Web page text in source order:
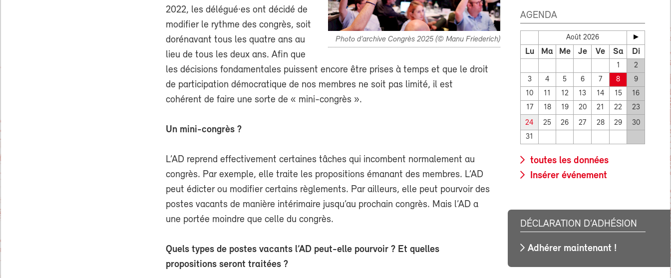
Photo d’archive Congrès 2025 (© Manu Friederich)
2022, les délégué·es ont décidé de
modifier le rythme des congrès, soit
dorénavant tous les quatre ans au
lieu de tous les deux ans. Afin que
les décisions fondamentales puissent encore être prises à temps et que le droit
de participation démocratique de nos membres ne soit pas limité, il est
cohérent de faire une sorte de « mini-congrès ».
Un mini-congrès ?
L’AD reprend effectivement certaines tâches qui incombent normalement au
congrès. Par exemple, elle traite les propositions émanant des membres. L’AD
peut édicter ou modifier certains règlements. Par ailleurs, elle peut pourvoir des
postes vacants de manière intérimaire jusqu’au prochain congrès. Mais l’AD a
une portée moindre que celle du congrès.
Quels types de postes vacants l’AD peut-elle pourvoir ? Et quelles
propositions seront traitées ?
AGENDA
Août 2026
Lu Ma Me Je Ve Sa Di
1
2
3
4 5 6 7 8
9
10
11 12 13 14 15
16
17
18 19 20 21 22 23
24 25 26 27 28 29
30
31
toutes les données
Insérer événement
DÉCLARATION D’ADHÉSION
Adhérer maintenant !